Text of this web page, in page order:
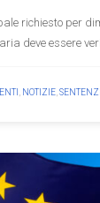
richiesto per
deve essere
NOTIZIE